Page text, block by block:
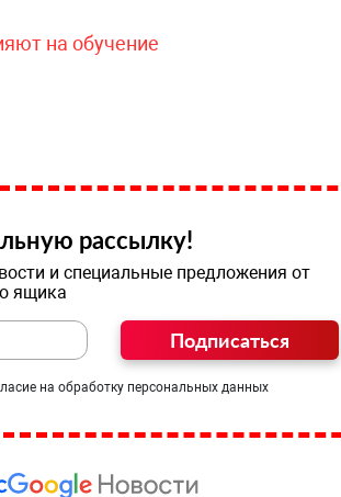
на обучение
рассылку!
и специальные предложения от
ящика
Подписаться
на обработку персональных данных